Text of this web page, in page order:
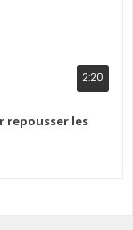
2:20
repousser les